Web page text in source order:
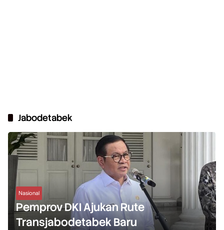
Jabodetabek
Nasional
Pemprov DKI Ajukan Rute
Transjabodetabek Baru